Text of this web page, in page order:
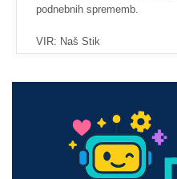
podnebnih sprememb.
VIR: Naš Stik